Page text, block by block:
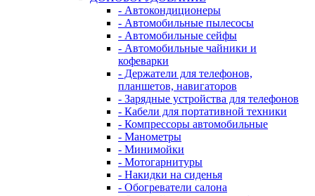
- Автокондиционеры
- Автомобильные пылесосы
- Автомобильные сейфы
- Автомобильные чайники и
кофеварки
- Держатели для телефонов,
планшетов, навигаторов
- Зарядные устройства для телефонов
- Кабели для портативной техники
- Компрессоры автомобильные
- Манометры
- Минимойки
- Мотогарнитуры
- Накидки на сиденья
- Обогреватели салона